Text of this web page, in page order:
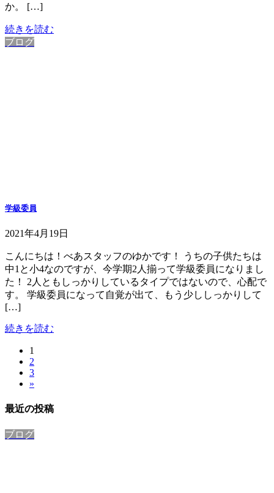
か。 […]
続きを読む
ブログ
学級委員
2021年4月19日
こんにちは！べあスタッフのゆかです！ うちの子供たちは
中1と小4なのですが、今学期2人揃って学級委員になりまし
た！ 2人ともしっかりしているタイプではないので、心配で
す。 学級委員になって自覚が出て、もう少ししっかりして
[…]
続きを読む
ペ
ー
固
定
ペ
ー
ジ
1
固
定
ペ
ジ
2
固
定
ー
3
»
最近の投稿
ブログ